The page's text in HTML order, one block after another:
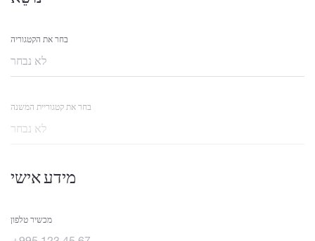
בחר את הקטגוריה
בחר את קטגוריית המשנה
מידע אישי
מכשיר טלפון